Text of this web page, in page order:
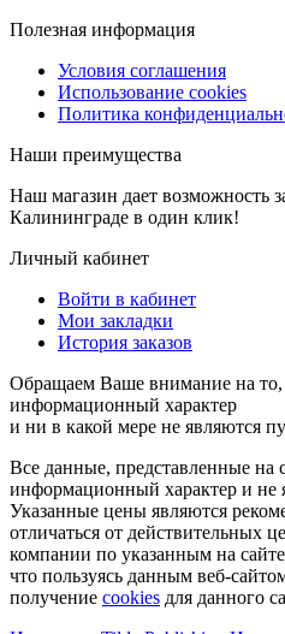
Полезная информация
Условия соглашения
Использование cookies
Политика
Наши преимущества
Наш магазин дает возможность
Калининграде в один клик!
Личный кабинет
Войти в кабинет
Мои закладки
История заказов
Обращаем Ваше внимание на то,
информационный характер
и ни в какой мере не являются
Все данные, представленные на
информационный характер и
Указанные цены являются
отличаться от действительных
компании по указанным на
что пользуясь данным веб-
получение cookies для данного